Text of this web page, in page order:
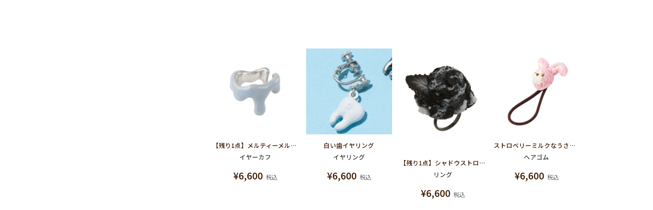
【残り1点】メルティーメルト イヤーカフ(ペールブルー)
イヤーカフ
¥6,600 税込
白い歯イヤリング
イヤリング
¥6,600 税込
【残り1点】シャドウストロベリーヨーグルトアイス リング
リング
¥6,600 税込
ストロベリーミルクなうさぎ クッキーのカオ ヘアゴム
ヘアゴム
¥6,600 税込